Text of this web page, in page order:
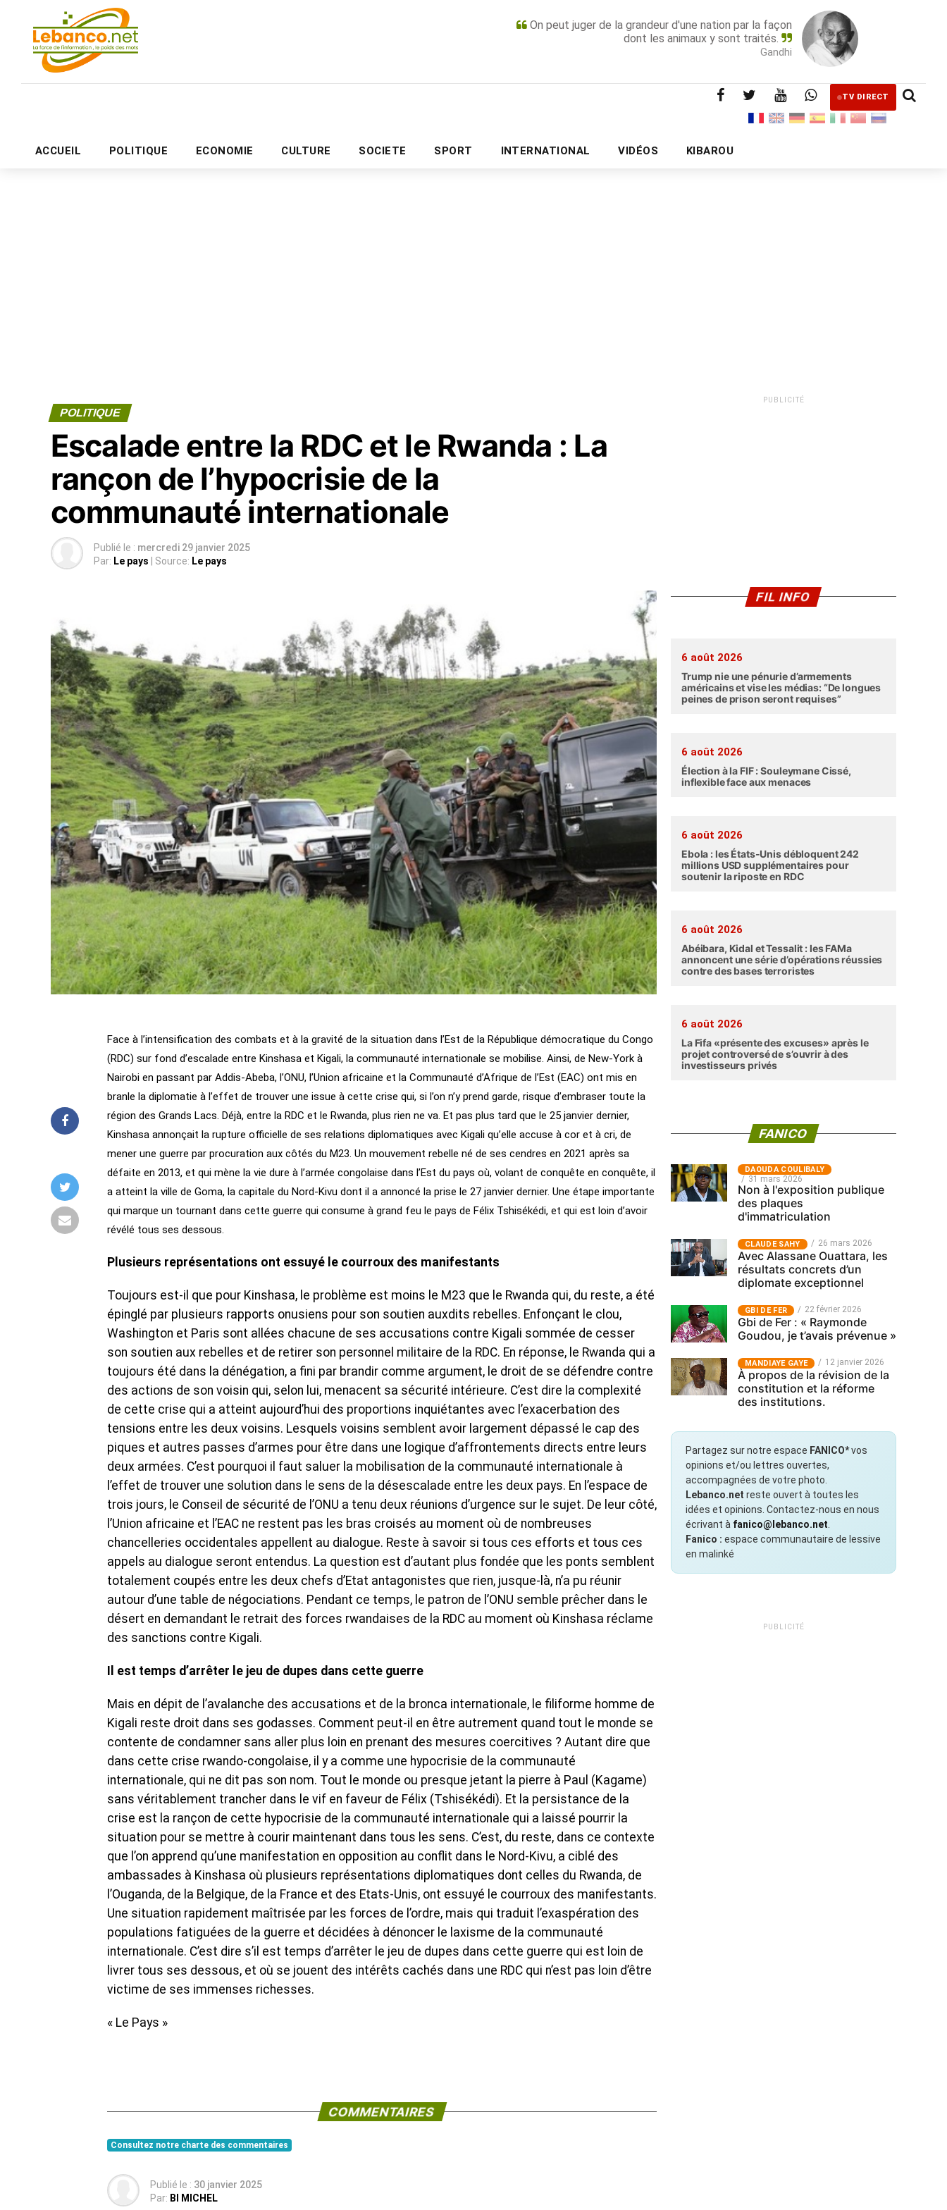
On peut juger de la grandeur d'une nation par la façon
dont les animaux y sont traités.
Gandhi
TV DIRECT
ACCUEIL POLITIQUE ECONOMIE CULTURE SOCIETE SPORT INTERNATIONAL VIDÉOS KIBAROU
PUBLICITÉ
POLITIQUE
Escalade entre la RDC et le Rwanda : La
rançon de l’hypocrisie de la
communauté internationale
Publié le : mercredi 29 janvier 2025
Par: Le pays | Source: Le pays
Face à l’intensification des combats et à la gravité de la situation dans l’Est de la République démocratique du Congo
(RDC) sur fond d’escalade entre Kinshasa et Kigali, la communauté internationale se mobilise. Ainsi, de New-York à
Nairobi en passant par Addis-Abeba, l’ONU, l’Union africaine et la Communauté d’Afrique de l’Est (EAC) ont mis en
branle la diplomatie à l’effet de trouver une issue à cette crise qui, si l’on n’y prend garde, risque d’embraser toute la
région des Grands Lacs. Déjà, entre la RDC et le Rwanda, plus rien ne va. Et pas plus tard que le 25 janvier dernier,
Kinshasa annonçait la rupture officielle de ses relations diplomatiques avec Kigali qu’elle accuse à cor et à cri, de
mener une guerre par procuration aux côtés du M23. Un mouvement rebelle né de ses cendres en 2021 après sa
défaite en 2013, et qui mène la vie dure à l’armée congolaise dans l’Est du pays où, volant de conquête en conquête, il
a atteint la ville de Goma, la capitale du Nord-Kivu dont il a annoncé la prise le 27 janvier dernier. Une étape importante
qui marque un tournant dans cette guerre qui consume à grand feu le pays de Félix Tshisékédi, et qui est loin d’avoir
révélé tous ses dessous.
Plusieurs représentations ont essuyé le courroux des manifestants
Toujours est-il que pour Kinshasa, le problème est moins le M23 que le Rwanda qui, du reste, a été
épinglé par plusieurs rapports onusiens pour son soutien auxdits rebelles. Enfonçant le clou,
Washington et Paris sont allées chacune de ses accusations contre Kigali sommée de cesser
son soutien aux rebelles et de retirer son personnel militaire de la RDC. En réponse, le Rwanda qui a
toujours été dans la dénégation, a fini par brandir comme argument, le droit de se défendre contre
des actions de son voisin qui, selon lui, menacent sa sécurité intérieure. C’est dire la complexité
de cette crise qui a atteint aujourd’hui des proportions inquiétantes avec l’exacerbation des
tensions entre les deux voisins. Lesquels voisins semblent avoir largement dépassé le cap des
piques et autres passes d’armes pour être dans une logique d’affrontements directs entre leurs
deux armées. C’est pourquoi il faut saluer la mobilisation de la communauté internationale à
l’effet de trouver une solution dans le sens de la désescalade entre les deux pays. En l’espace de
trois jours, le Conseil de sécurité de l’ONU a tenu deux réunions d’urgence sur le sujet. De leur côté,
l’Union africaine et l’EAC ne restent pas les bras croisés au moment où de nombreuses
chancelleries occidentales appellent au dialogue. Reste à savoir si tous ces efforts et tous ces
appels au dialogue seront entendus. La question est d’autant plus fondée que les ponts semblent
totalement coupés entre les deux chefs d’Etat antagonistes que rien, jusque-là, n’a pu réunir
autour d’une table de négociations. Pendant ce temps, le patron de l’ONU semble prêcher dans le
désert en demandant le retrait des forces rwandaises de la RDC au moment où Kinshasa réclame
des sanctions contre Kigali.
Il est temps d’arrêter le jeu de dupes dans cette guerre
Mais en dépit de l’avalanche des accusations et de la bronca internationale, le filiforme homme de
Kigali reste droit dans ses godasses. Comment peut-il en être autrement quand tout le monde se
contente de condamner sans aller plus loin en prenant des mesures coercitives ? Autant dire que
dans cette crise rwando-congolaise, il y a comme une hypocrisie de la communauté
internationale, qui ne dit pas son nom. Tout le monde ou presque jetant la pierre à Paul (Kagame)
sans véritablement trancher dans le vif en faveur de Félix (Tshisékédi). Et la persistance de la
crise est la rançon de cette hypocrisie de la communauté internationale qui a laissé pourrir la
situation pour se mettre à courir maintenant dans tous les sens. C’est, du reste, dans ce contexte
que l’on apprend qu’une manifestation en opposition au conflit dans le Nord-Kivu, a ciblé des
ambassades à Kinshasa où plusieurs représentations diplomatiques dont celles du Rwanda, de
l’Ouganda, de la Belgique, de la France et des Etats-Unis, ont essuyé le courroux des manifestants.
Une situation rapidement maîtrisée par les forces de l’ordre, mais qui traduit l’exaspération des
populations fatiguées de la guerre et décidées à dénoncer le laxisme de la communauté
internationale. C’est dire s’il est temps d’arrêter le jeu de dupes dans cette guerre qui est loin de
livrer tous ses dessous, et où se jouent des intérêts cachés dans une RDC qui n’est pas loin d’être
victime de ses immenses richesses.
« Le Pays »
COMMENTAIRES
Consultez notre charte des commentaires
Publié le : 30 janvier 2025
Par: BI MICHEL
PUBLICITÉ
FIL INFO
6 août 2026
Trump nie une pénurie d’armements
américains et vise les médias: “De longues
peines de prison seront requises”
6 août 2026
Élection à la FIF : Souleymane Cissé,
inflexible face aux menaces
6 août 2026
Ebola : les États-Unis débloquent 242
millions USD supplémentaires pour
soutenir la riposte en RDC
6 août 2026
Abéibara, Kidal et Tessalit : les FAMa
annoncent une série d’opérations réussies
contre des bases terroristes
6 août 2026
La Fifa «présente des excuses» après le
projet controversé de s’ouvrir à des
investisseurs privés
FANICO
‎DAOUDA COULIBALY
31 mars 2026
Non à l'exposition publique
des plaques
d'immatriculation
CLAUDE SAHY 26 mars 2026
Avec Alassane Ouattara, les
résultats concrets d’un
diplomate exceptionnel
GBI DE FER 22 février 2026
Gbi de Fer : « Raymonde
Goudou, je t’avais prévenue »
MANDIAYE GAYE 12 janvier 2026
À propos de la révision de la
constitution et la réforme
des institutions.
Partagez sur notre espace FANICO*vos
opinions et/ou lettres ouvertes,
accompagnées de votre photo.
Lebanco.net reste ouvert à toutes les
idées et opinions. Contactez-nous en nous
écrivant à fanico@lebanco.net
Fanico : espace communautaire de lessive
en malinké
PUBLICITÉ